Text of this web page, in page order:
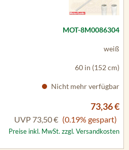
MOT-8M0086304
weiß
60 in (152 cm)
Nicht mehr verfügbar
73,36 €
UVP 73,50 € (0.19% gespart)
Preise inkl. MwSt. zzgl. Versandkosten